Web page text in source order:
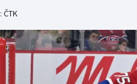
Boby a skeleton
Box
ČTK